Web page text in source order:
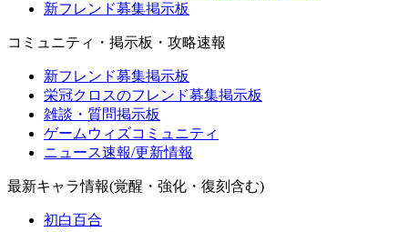
新フレンド募集掲示板
コミュニティ・掲示板・攻略速報
新フレンド募集掲示板
栄冠クロスのフレンド募集掲示板
雑談・質問掲示板
ゲームウィズコミュニティ
ニュース速報/更新情報
最新キャラ情報(覚醒・強化・復刻含む)
初白百合